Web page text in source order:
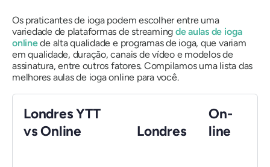
Os praticantes de ioga podem escolher entre uma
variedade de plataformas de streaming de aulas de ioga
onlinede alta qualidade e programas de ioga, que variam
em qualidade, duração, canais de vídeo e modelos de
assinatura, entre outros fatores. Compilamos uma lista das
melhores aulas de ioga online para você.
Londres YTT
vs Online
Londres
On-
line